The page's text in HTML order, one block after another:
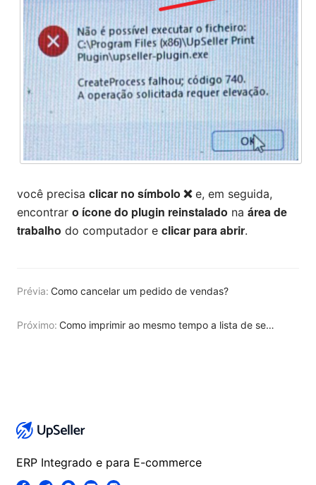
você precisa clicar no símbolo ❌e, em seguida,
encontrar o ícone do plugin reinstalado na área de
trabalho do computador e clicar para abrir.
Prévia: Como cancelar um pedido de vendas?
Próximo: Como imprimir ao mesmo tempo a lista de separação e a etiqueta de envio
ERP Integrado e para E-commerce